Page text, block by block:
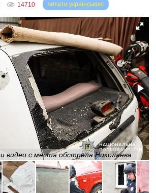
14710 читати українською
видео с места обстрела Николаева